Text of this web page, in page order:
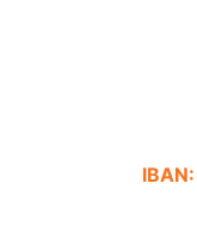
IBAN: